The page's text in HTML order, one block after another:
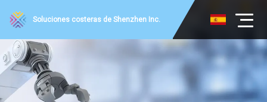
Soluciones costeras de Shenzhen Inc.